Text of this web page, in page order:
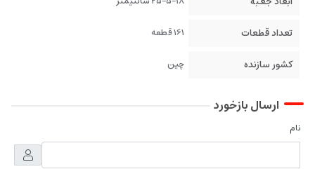
تعداد قطعات 161 قطعه
کشور سازنده چین
ارسال بازخورد
نام